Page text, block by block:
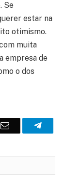
Se
estar na
otimismo.
muita
empresa de
o dos
E-